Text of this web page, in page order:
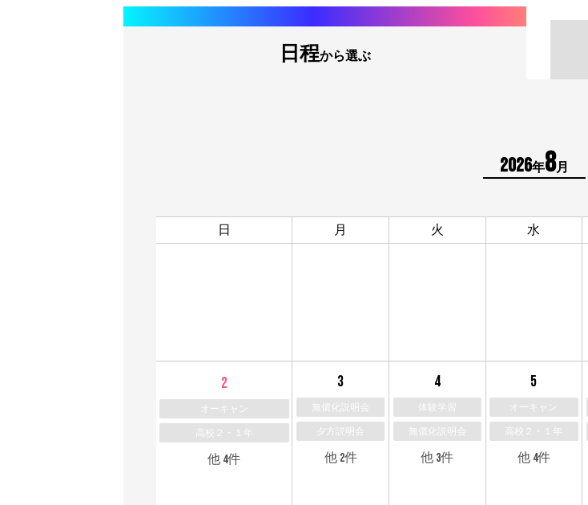
日程から選ぶ
2026年8月
日 月 火 水
2
オーキャン
高校２・１年
他 4件
3
無償化説明会
夕方説明会
他 2件
4
体験学習
無償化説明会
他 3件
5
オーキャン
高校２・１年
他 4件